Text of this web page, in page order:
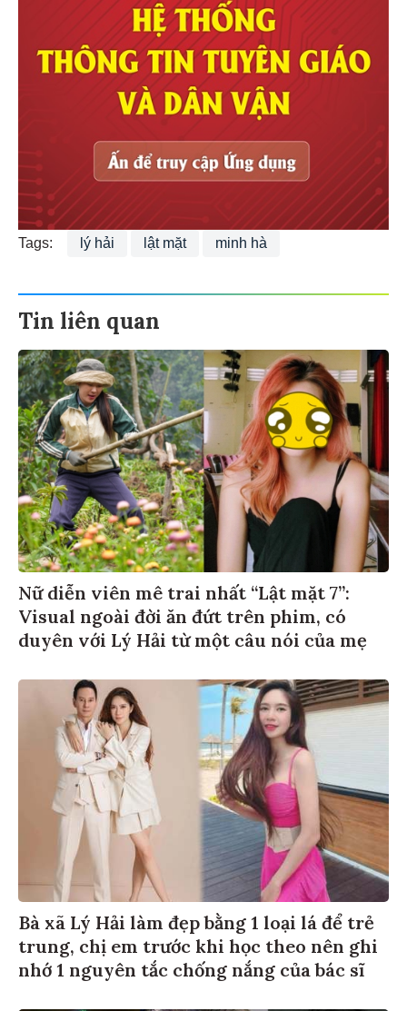
Tags: lý hải lật mặt minh hà
Tin liên quan
Nữ diễn viên mê trai nhất “Lật mặt 7”:
Visual ngoài đời ăn đứt trên phim, có
duyên với Lý Hải từ một câu nói của mẹ
Bà xã Lý Hải làm đẹp bằng 1 loại lá để trẻ
trung, chị em trước khi học theo nên ghi
nhớ 1 nguyên tắc chống nắng của bác sĩ